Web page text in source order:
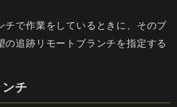
チで作業をしているときに、そのブ
の追跡リモートブランチを指定する
チ